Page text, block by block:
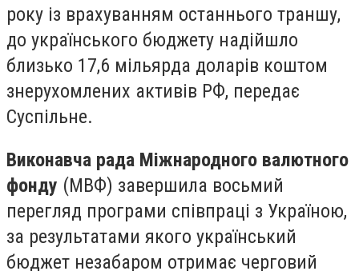
року із врахуванням останнього траншу,
до українського бюджету надійшло
близько 17,6 мільярда доларів коштом
знерухомлених активів РФ, передає
Суспільне.
Виконавча рада Міжнародного валютного
фонду (МВФ) завершила восьмий
перегляд програми співпраці з Україною,
за результатами якого український
бюджет незабаром отримає черговий